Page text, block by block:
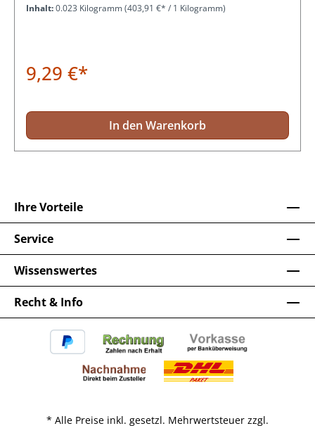
Inhalt:0.023 Kilogramm(403,91 €* / 1 Kilogramm)
9,29 €*
In den Warenkorb
Recht & Info
Ihre Vorteile
Service
Wissenswertes
* Alle Preise inkl. gesetzl. Mehrwertsteuer zzgl.